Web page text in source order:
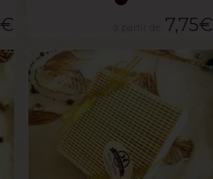
€ 7,75€